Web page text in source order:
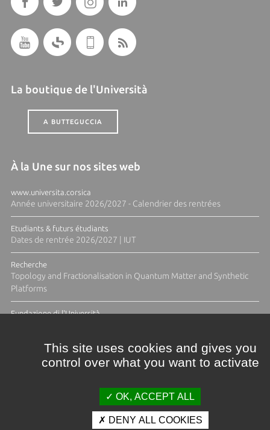
La boutique de l'Università
A BUTTEGUCCIA
À la Une sur nos sites web
www.universita.corsica
Année universitaire 2026/2027 - Calendrier des rentrées
Etudiants & futurs étudiants
Dates de rentrée 2026/2027 | IUT
Recherche
Topology and Fractionalisation in Quantum Matter and Synthetic
Platforms
Fundazione di l'Università
This site uses cookies and gives you
control over what you want to activate
OK, ACCEPT ALL
DENY ALL COOKIES